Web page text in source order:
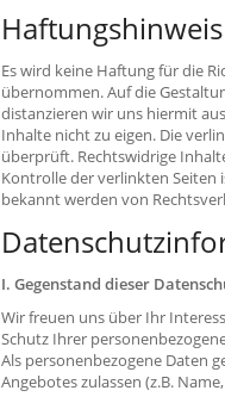
Haftungshinweis
Es wird keine Haftung für die
übernommen. Auf die
distanzieren wir uns hiermit
Inhalte nicht zu eigen. Die
überprüft. Rechtswidrige
Kontrolle der verlinkten
bekannt werden von
I. Gegenstand dieser
Wir freuen uns über Ihr
Schutz Ihrer
Als personenbezogene Daten
Angebotes zulassen (z.B.